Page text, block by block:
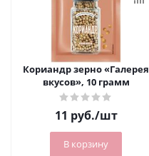
Кориандр зерно «Галерея
вкусов», 10 грамм
11 руб./шт
В корзину